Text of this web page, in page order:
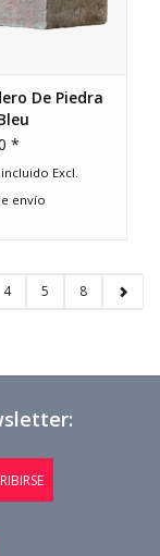
De Piedra
*
Excl.
envío
4 5 8